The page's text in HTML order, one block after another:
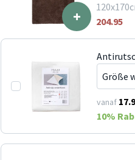
+
204.95
vanaf
10%